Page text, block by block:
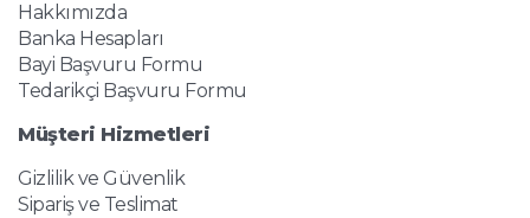
Hakkımızda
Banka Hesapları
Bayi Başvuru Formu
Tedarikçi Başvuru Formu
Müşteri Hizmetleri
Gizlilik ve Güvenlik
Sipariş ve Teslimat